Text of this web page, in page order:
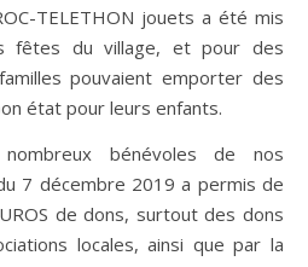
TELETHON jouets a été mis
fêtes du village, et pour des
pouvaient emporter des
état pour leurs enfants.
bénévoles de nos
7 décembre 2019 a permis de
de dons, surtout des dons
locales, ainsi que par la